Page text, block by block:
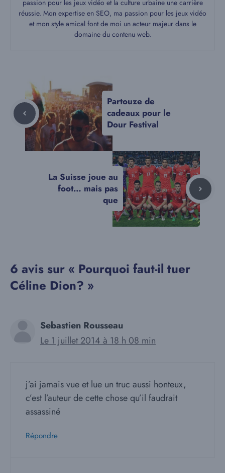
passion pour les jeux vidéo et la culture urbaine une carrière
réussie. Mon expertise en SEO, ma passion pour les jeux vidéo
et mon style amical font de moi un acteur majeur dans le
domaine du contenu web.
Partouze de
cadeaux pour le
Dour Festival
La Suisse joue au
foot… mais pas
que
6 avis sur « Pourquoi faut-il tuer
Céline Dion? »
Sebastien Rousseau
Le 1 juillet 2014 à 18 h 08 min
j’ai jamais vue et lue un truc aussi honteux,
c’est l’auteur de cette chose qu’il faudrait
assassiné
Répondre